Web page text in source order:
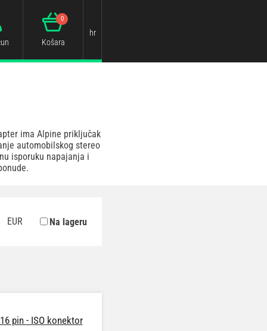
Košara
0
hr
ima Alpine priključak
automobilskog stereo
isporuku napajanja i
EUR Na lageru
pin - ISO konektor